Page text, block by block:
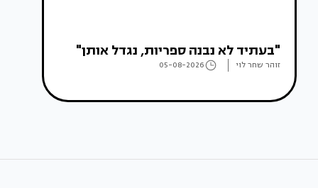
"בעתיד לא נבנה ספריות, נגדל אותן"
זוהר שחר לוי 05-08-2026